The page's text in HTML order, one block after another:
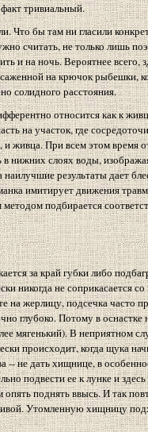
тривиальный.
Что бы там ни гласили
считать, не только лишь
и на ночь. Вероятнее всего,
на крючок рыбешки,
солидного расстояния.
относится как к
на участок, где
и живца. При всем этом время
в нижних слоях воды,
результаты дает
имитирует движения
подбирается
за край губки либо
никогда не соприкасается
на жерлицу, подсечка часто
глубоко. Потому в
мягенький). В неприятном
происходит, когда щука
-- не дать хищнице, в
подвести ее к лунке и
поднять ввысь. И так
Утомленную хищницу